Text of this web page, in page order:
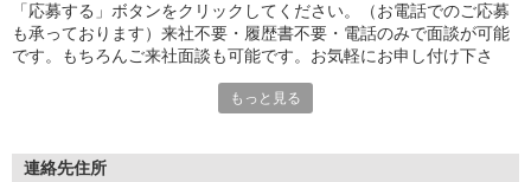
「応募する」ボタンをクリックしてください。（お電話でのご応募
も承っております）来社不要・履歴書不要・電話のみで面談が可能
です。もちろんご来社面談も可能です。お気軽にお申し付け下さ
もっと見る
連絡先住所